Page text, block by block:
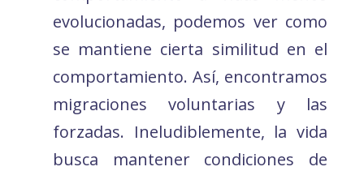
evolucionadas, podemos ver como
se mantiene cierta similitud en el
comportamiento. Así, encontramos
migraciones voluntarias y las
forzadas. Ineludiblemente, la vida
busca mantener condiciones de